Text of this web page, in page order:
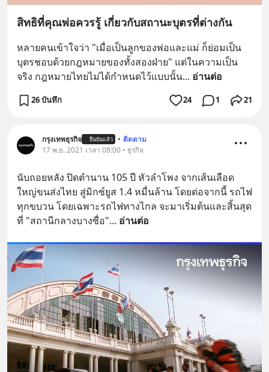
สิทธิที่คุณพ่อควรรู้ เกี่ยวกับสถานะบุตรที่ต่างกัน
หลายคนเข้าใจว่า "เมื่อเป็นลูกของพ่อและแม่ ก็ย่อมเป็น
บุตรชอบด้วยกฎหมายของทั้งสองฝ่าย" แต่ในความเป็น
จริง กฎหมายไทยไม่ได้กำหนดไว้แบบนั้น... อ่านต่อ
26 บันทึก 24 1 21
กรุงเทพธุรกิจ ยืนยันแล้ว • ติดตาม
17 พ.ย. 2021 เวลา 08:00 • ธุรกิจ
นับถอยหลัง ปิดตำนาน 105 ปี หัวลำโพง จากเส้นเลือด
ใหญ่ขนส่งไทย สู่มิกซ์ยูส 1.4 หมื่นล้าน โดยต่อจากนี้ รถไฟ
ทุกขบวน โดยเฉพาะรถไฟทางไกล จะมาเริ่มต้นและสิ้นสุด
ที่ "สถานีกลางบางซื่อ"... อ่านต่อ